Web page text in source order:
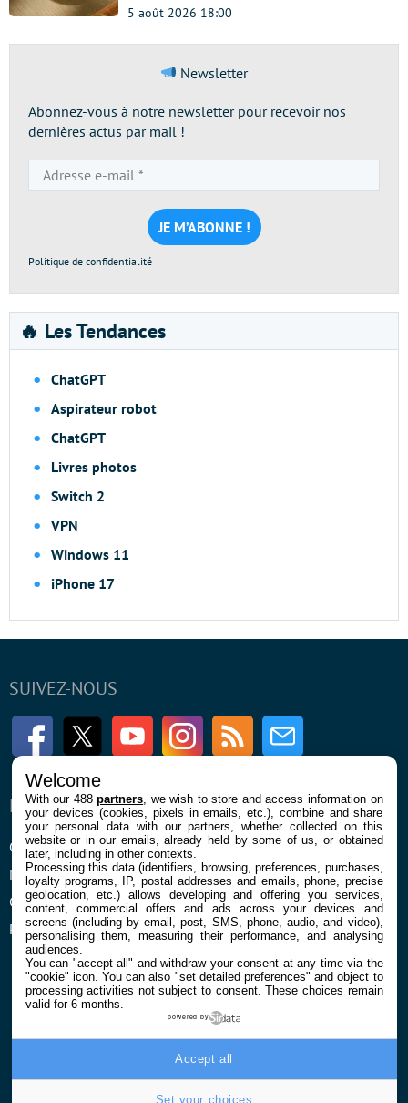
5 août 2026 18:00
Newsletter
Abonnez-vous à notre newsletter pour recevoir nos
dernières actus par mail !
e-
mail
*
Politique de confidentialité
🔥 Les Tendances
ChatGPT
Aspirateur robot
ChatGPT
Livres photos
Switch 2
VPN
Windows 11
iPhone 17
SUIVEZ-NOUS
FacebookTwitter Youtube InstagramRSS Newsletter
ENTREPRISE
Qui sommes nous
Mentions légales et CGU
Confidentialité et Cookies
Préférences cookies
À PROPOS
La rédaction
Contact
Welcome
With our 488partners , we wish to store and access information on
your devices (cookies, pixels in emails, etc.), combine and share
your personal data with our partners, whether collected on this
website or in our emails, already held by some of us, or obtained
later, including in other contexts.
Processing this data (identifiers, browsing, preferences, purchases,
loyalty programs, IP, postal addresses and emails, phone, precise
geolocation, etc.) allows developing and offering you services,
content, commercial offers and ads across your devices and
screens (including by email, post, SMS, phone, audio, and video),
personalising them, measuring their performance, and analysing
audiences.
You can "accept all" and withdraw your consent at any time via the
"cookie" icon. You can also "set detailed preferences" and object to
processing activities not subject to consent. These choices remain
valid for 6 months.
powered by
Set your choices
Accept all